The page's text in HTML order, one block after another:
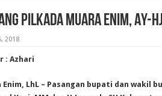
PILKADA MUARA ENIM, AY-
2018
: Azhari
Enim, LhL – Pasangan bupati dan wakil